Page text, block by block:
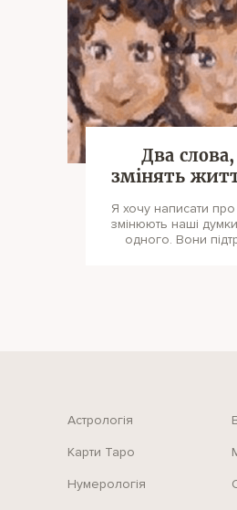
Два слова,
змінять
Я хочу написати про
змінюють наші
одного. Вони
Астрологія
Карти Таро
Нумерологія